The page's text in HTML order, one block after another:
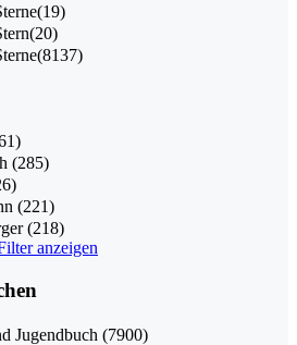
(19)
(20)
(8137)
(285)
(221)
(218)
anzeigen
Jugendbuch (7900)